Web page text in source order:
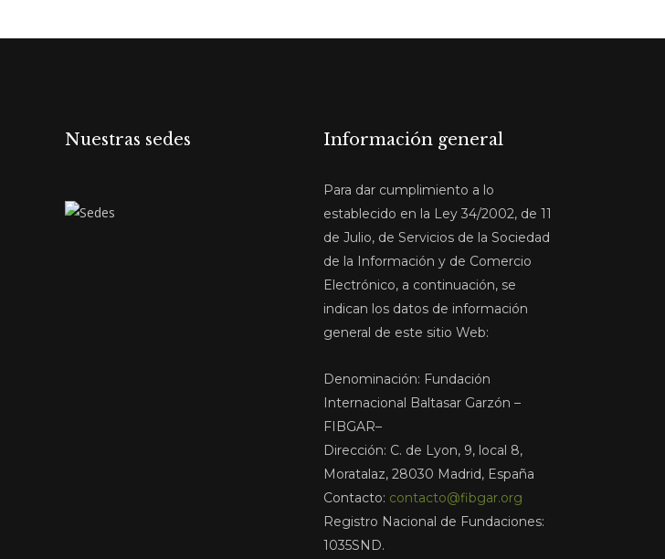
Nuestras sedes Información general
Para dar cumplimiento a lo
establecido en la Ley 34/2002, de 11
de Julio, de Servicios de la Sociedad
de la Información y de Comercio
Electrónico, a continuación, se
indican los datos de información
general de este sitio Web:
Denominación: Fundación
Internacional Baltasar Garzón –
FIBGAR–
Dirección: C. de Lyon, 9, local 8,
Moratalaz, 28030 Madrid, España
Contacto: contacto@fibgar.org
Registro Nacional de Fundaciones:
1035SND.